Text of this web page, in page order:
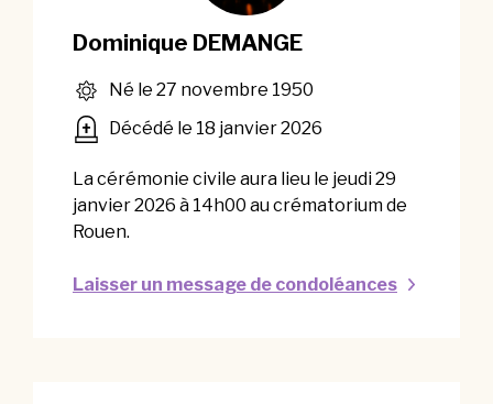
Dominique DEMANGE
Né le 27 novembre 1950
Décédé le 18 janvier 2026
La cérémonie civile aura lieu le jeudi 29
janvier 2026 à 14h00 au crématorium de
Rouen.
Laisser un message de condoléances